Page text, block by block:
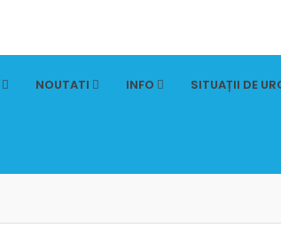
NOUTATI INFO SITUAȚII DE